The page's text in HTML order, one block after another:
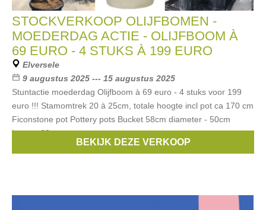
STOCKVERKOOP OLIJFBOMEN -
MOEDERDAG ACTIE - OLIJFBOOM À
69 EURO - 4 STUKS À 199 EURO
Elversele
9 augustus 2025 --- 15 augustus 2025
Stuntactie moederdag Olijfboom à 69 euro - 4 stuks voor 199
euro !!! Stamomtrek 20 à 25cm, totale hoogte incl pot ca 170 cm
Ficonstone pot Pottery pots Bucket 58cm diameter - 50cm
hoogte 69
POTTERYPOTS,Olijfboom
BEKIJK DEZE VERKOOP